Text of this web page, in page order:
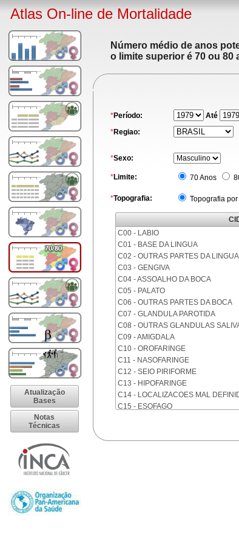
Atlas On-line de Mortalidade
Atualização
Bases
Notas
Técnicas
Número médio de anos
o limite superior é 70 ou 80
*Período:
Até
*Regiao:
*Sexo:
*Limite: 70 Anos
*Topografia: Topografia
C00 - LABIO
C01 - BASE DA LINGUA
C02 - OUTRAS PARTES DA LINGUA
C03 - GENGIVA
C04 - ASSOALHO DA BOCA
C05 - PALATO
C06 - OUTRAS PARTES DA BOCA
C07 - GLANDULA PAROTIDA
C08 - OUTRAS GLANDULAS
C09 - AMIGDALA
C10 - OROFARINGE
C11 - NASOFARINGE
C12 - SEIO PIRIFORME
C13 - HIPOFARINGE
C14 - LOCALIZACOES MAL
C15 - ESOFAGO
C18 - COLON